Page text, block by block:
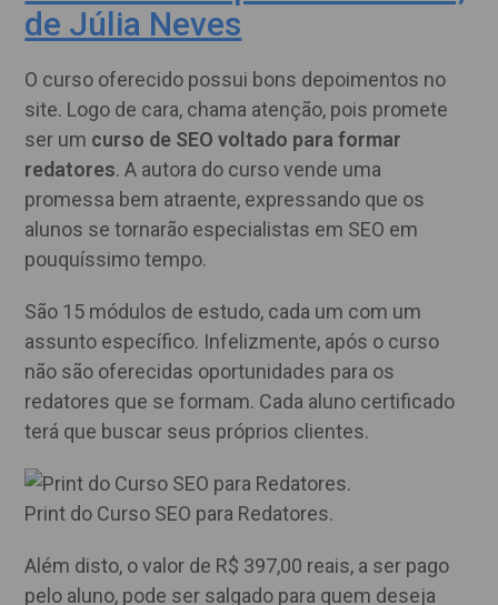
de Júlia Neves
O curso oferecido possui bons depoimentos no
site. Logo de cara, chama atenção, pois promete
ser um curso de SEO voltado para formar
redatores. A autora do curso vende uma
promessa bem atraente, expressando que os
alunos se tornarão especialistas em SEO em
pouquíssimo tempo.
São 15 módulos de estudo, cada um com um
assunto específico. Infelizmente, após o curso
não são oferecidas oportunidades para os
redatores que se formam. Cada aluno certificado
terá que buscar seus próprios clientes.
Print do Curso SEO para Redatores.
Além disto, o valor de R$ 397,00 reais, a ser pago
pelo aluno, pode ser salgado para quem deseja